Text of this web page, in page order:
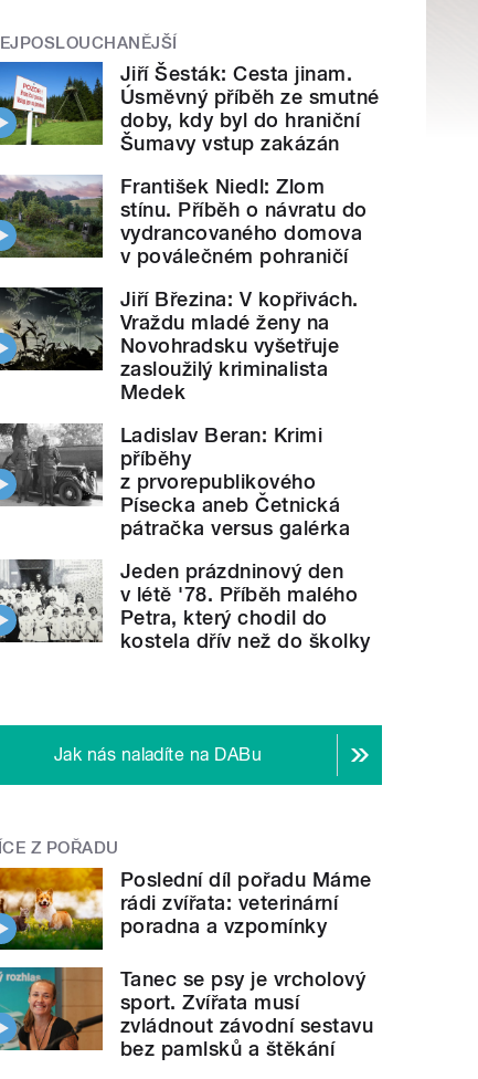
Jiří Šesták: Cesta jinam.
Úsměvný příběh ze smutné
doby, kdy byl do hraniční
Šumavy vstup zakázán
František Niedl: Zlom
stínu. Příběh o návratu do
vydrancovaného domova
v poválečném pohraničí
Jiří Březina: V kopřivách.
Vraždu mladé ženy na
Novohradsku vyšetřuje
zasloužilý kriminalista
Medek
Ladislav Beran: Krimi
příběhy
z prvorepublikového
Písecka aneb Četnická
pátračka versus galérka
Jeden prázdninový den
v létě '78. Příběh malého
Petra, který chodil do
kostela dřív než do školky
Jak nás naladíte na DABu
Z POŘADU
Poslední díl pořadu Máme
rádi zvířata: veterinární
poradna a vzpomínky
Tanec se psy je vrcholový
sport. Zvířata musí
zvládnout závodní sestavu
bez pamlsků a štěkání